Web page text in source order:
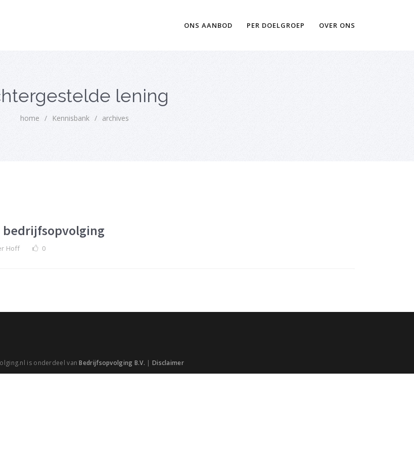
ONS AANBOD PER DOELGROEP OVER ONS
lening
home / Kennisbank / archives
Hoff 0
is onderdeel vanBedrijfsopvolging B.V. | Disclaimer
voor fiscaal juridisch advies